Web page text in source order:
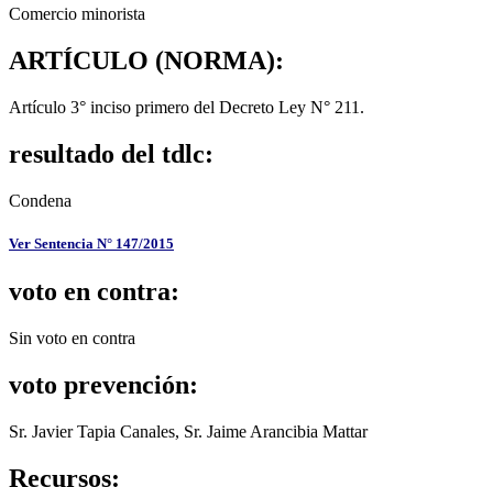
Comercio minorista
ARTÍCULO (NORMA):
Artículo 3° inciso primero del Decreto Ley N° 211.
resultado del tdlc:
Condena
Ver Sentencia N° 147/2015
voto en contra:
Sin voto en contra
voto prevención:
Sr. Javier Tapia Canales, Sr. Jaime Arancibia Mattar
Recursos: